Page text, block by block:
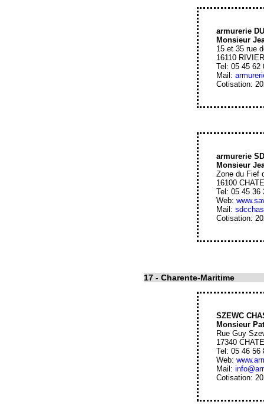
armurerie
Monsieur
15 et 35 rue
16110
Tel: 05 45 62
Mail:
Cotisation:
armurerie
Monsieur
Zone du Fief
16100
Tel: 05 45 36
Web:
Mail:
Cotisation:
17 - Charente-Maritime
SZEWC
Monsieur
Rue Guy
17340
Tel: 05 46 56
Web:
Mail:
Cotisation: